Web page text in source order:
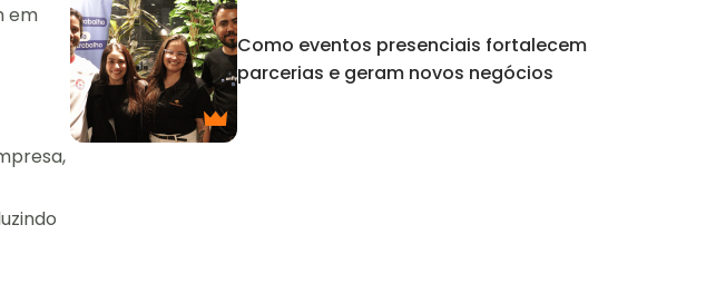
em
Como eventos presenciais fortalecem
parcerias e geram novos negócios